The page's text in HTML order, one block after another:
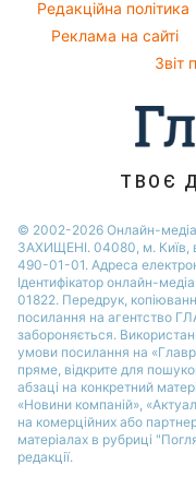
Новини Черкаси
Новини Рівного
Софія Ротару
Ольга Сумська
Легкі десерти
Напої
Святкове меню
Редакційна політика
Реклама на сайті
Звіт
ТВОЄ
© 2002-2026 Онлайн-медіа
ЗАХИЩЕНІ. 04080, м. Київ,
490-01-01. Адреса
Ідентифікатор онлайн-
01822. Передрук,
посилання на агентство
забороняється.
умови посилання на
пряме, відкрите для
абзаці на конкретний
«Новини компаній»,
на комерційних або
матеріалах в рубриці
редакції.